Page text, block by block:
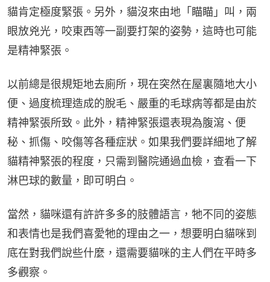
貓肯定極度緊張。另外，貓沒來由地「瞄瞄」叫，兩
眼放兇光，咬東西等一副要打架的姿勢，這時也可能
是精神緊張。
以前總是很規矩地去廁所，現在突然在屋裏隨地大小
便、過度梳理造成的脫毛、嚴重的毛球病等都是由於
精神緊張所致。此外，精神緊張還表現為腹瀉、便
秘、抓傷、咬傷等各種症狀。如果我們要詳細地了解
貓精神緊張的程度，只需到醫院通過血檢，查看一下
淋巴球的數量，即可明白。
當然，貓咪還有許許多多的肢體語言，牠不同的姿態
和表情也是我們喜愛牠的理由之一，想要明白貓咪到
底在對我們說些什麼，還需要貓咪的主人們在平時多
多觀察。